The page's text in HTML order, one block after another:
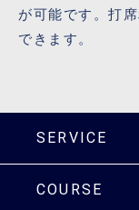
が可能です。打
できます。
SERVICE
COURSE